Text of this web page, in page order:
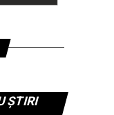
ȘTIRI